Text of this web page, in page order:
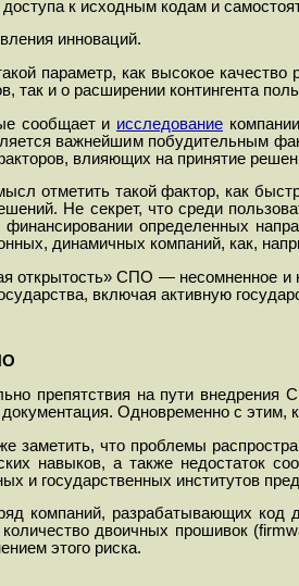
к исходным кодам и
инноваций.
параметр, как высокое
так и о расширении контингента
сообщает и исследование
важнейшим побудительным
влияющих на принятие
отметить такой фактор, как
Не секрет, что среди
определенных
динамичных компаний, как,
открытость» СПО — несомненное и
включая активную
препятствия на пути
Одновременно с этим,
заметить, что проблемы
навыков, а также недостаток
и государственных институтов
компаний, разрабатывающих код
двоичных прошивок
этого риска.